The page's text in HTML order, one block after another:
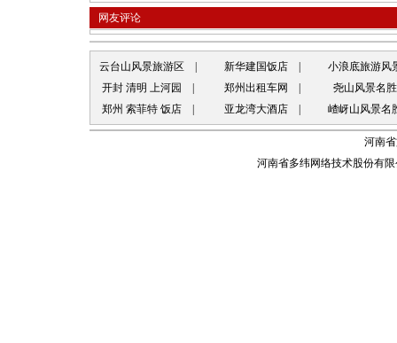
网友评论
云台山风景旅游区 新华建国饭店|
小浪底旅游风
开封 清明 上河园
郑州出租车网
尧山风景名
郑州 索菲特 饭店| 亚龙湾大酒店| 嵖岈山风景名
河南
河南省多纬网络技术股份有